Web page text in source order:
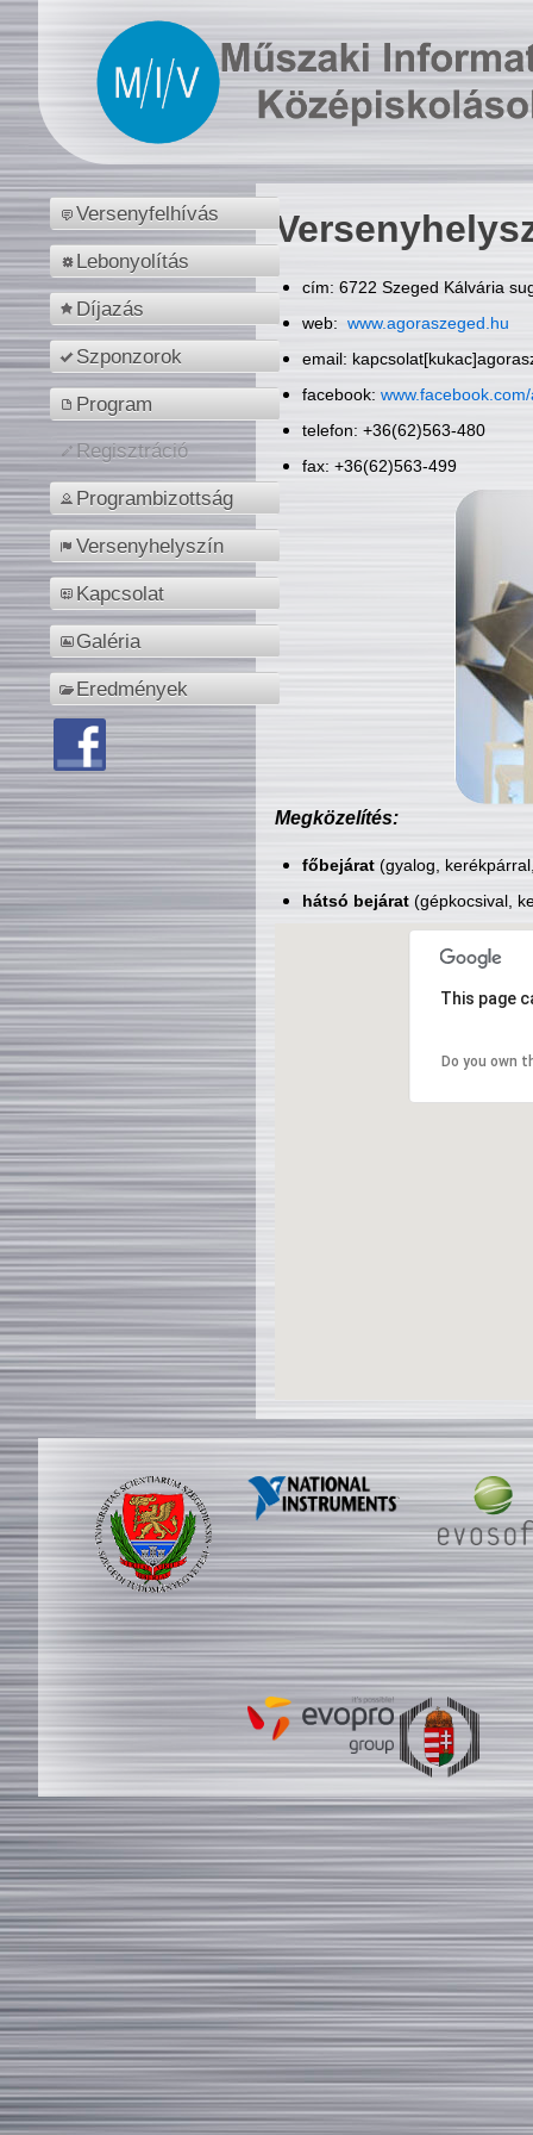
Versenyfelhívás
Lebonyolítás
Díjazás
Szponzorok
Program
Regisztráció
Programbizottság
Versenyhelyszín
Kapcsolat
Galéria
Eredmények
cím: 6722 Szeged Kálvária
web: www.agoraszeged.hu
email:
facebook:
telefon: +36(62)563-480
fax: +36(62)563-499
Megközelítés:
főbejárat(gyalog,
hátsó bejárat(gépkocsival,
This page
Do you own